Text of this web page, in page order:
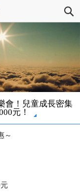
會！兒童成長密集
元！
～